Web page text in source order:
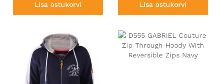
Lisa ostukorvi Lisa ostukorvi